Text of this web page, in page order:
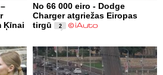
Ķīnai
No 66 000 eiro - Dodge
Charger atgriežas Eiropas
tirgū
2